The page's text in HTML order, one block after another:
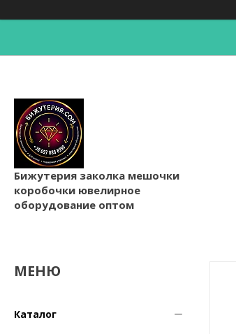
Бижутерия заколка мешочки
коробочки ювелирное
оборудование оптом
Каталог